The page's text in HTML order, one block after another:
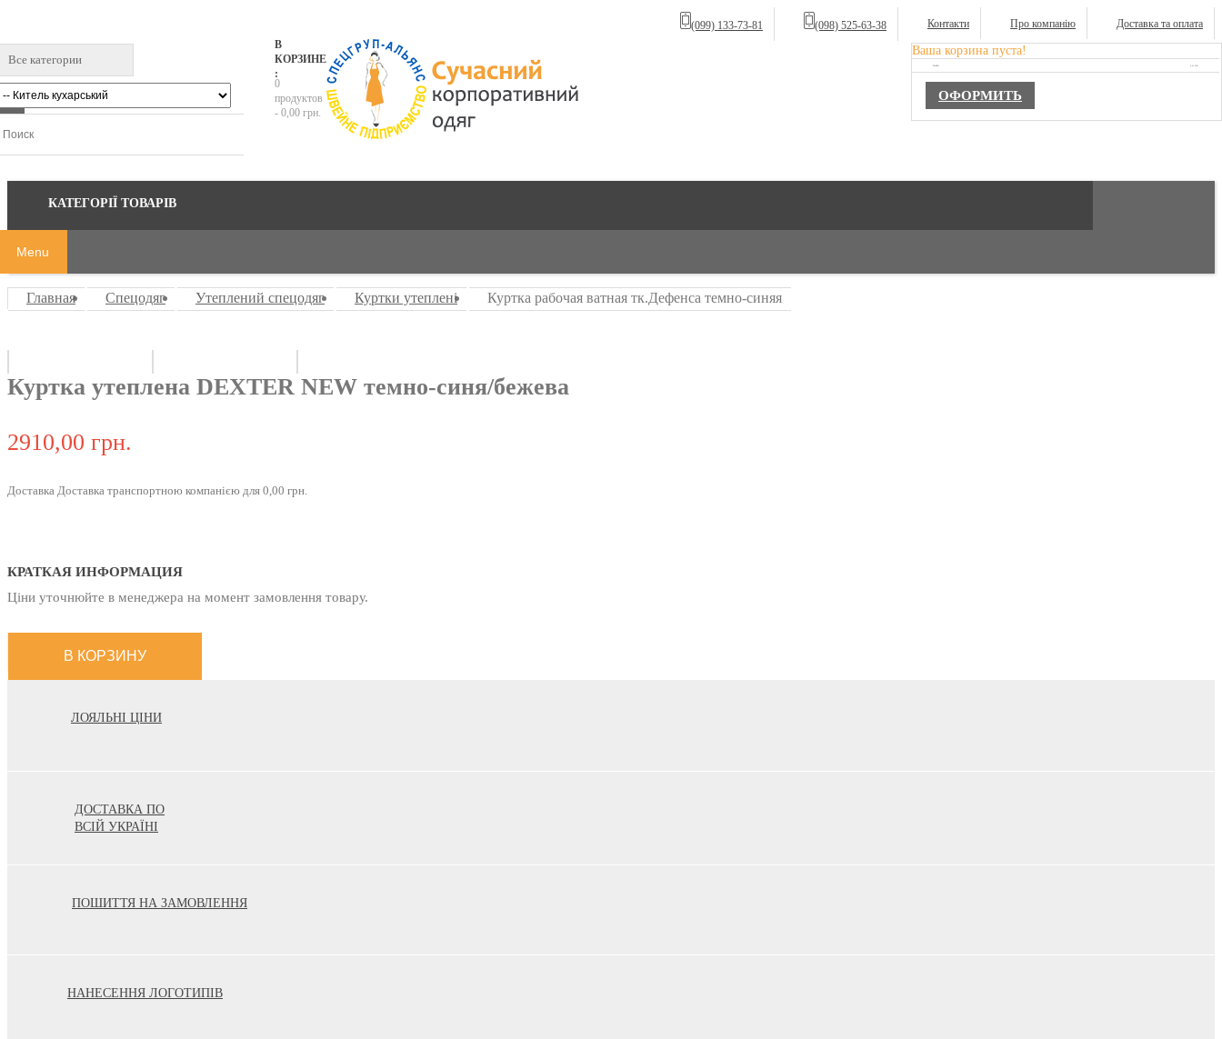
(099) 133-73-81 (098) 525-63-38 Контакти Про компанію Доставка та оплата
Все категории
В
КОРЗИНЕ
:
0
продуктов
- 0,00 грн.
Ваша корзина пуста!
ОФОРМИТЬ
КАТЕГОРІЇ ТОВАРІВ
Menu
Главная Спецодяг Утеплений спецодяг Куртки утеплені Куртка рабочая ватная тк.Дефенса темно-синяя
Куртка утеплена DEXTER NEW темно-синя/бежева
2910,00 грн.
Доставка Доставка транспортною компанією для 0,00 грн.
КРАТКАЯ ИНФОРМАЦИЯ
Ціни уточнюйте в менеджера на момент замовлення товару.
ЛОЯЛЬНІ ЦІНИ
ДОСТАВКА ПО
ВСІЙ УКРАЇНІ
ПОШИТТЯ НА ЗАМОВЛЕННЯ
НАНЕСЕННЯ ЛОГОТИПІВ